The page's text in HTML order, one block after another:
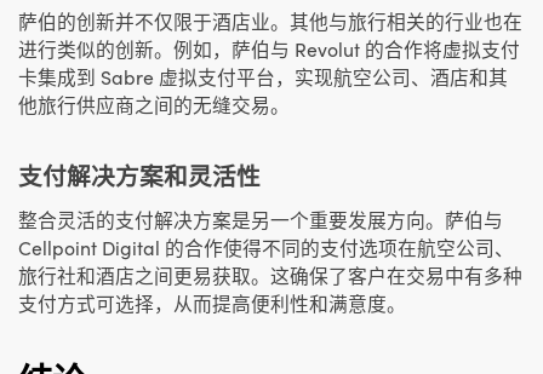
萨伯的创新并不仅限于酒店业。其他与旅行相关的行业也在
进行类似的创新。例如，萨伯与 Revolut 的合作将虚拟支付
卡集成到 Sabre 虚拟支付平台，实现航空公司、酒店和其
他旅行供应商之间的无缝交易。
支付解决方案和灵活性
整合灵活的支付解决方案是另一个重要发展方向。萨伯与
Cellpoint Digital 的合作使得不同的支付选项在航空公司、
旅行社和酒店之间更易获取。这确保了客户在交易中有多种
支付方式可选择，从而提高便利性和满意度。